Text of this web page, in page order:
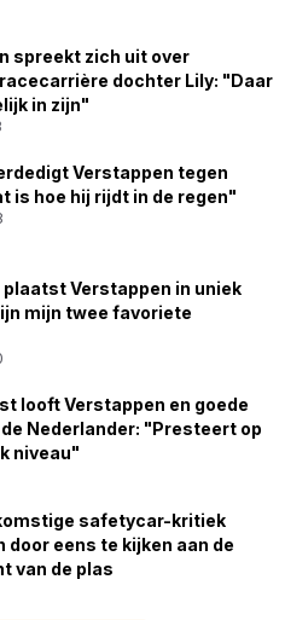
spreekt zich uit over
dochter Lily: "Daar
in zijn"
Verstappen tegen
is hoe hij rijdt in de regen"
plaatst Verstappen in uniek
mijn twee favoriete
looft Verstappen en goede
Nederlander: "Presteert op
niveau"
safetycar-kritiek
door eens te kijken aan de
van de plas